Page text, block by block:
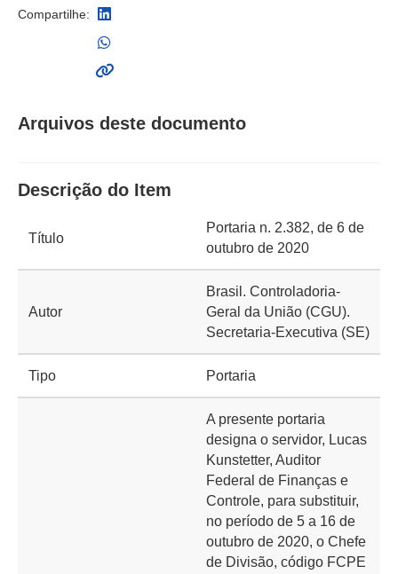
Compartilhe:
Arquivos deste documento
Descrição do Item
Título
Portaria n. 2.382, de 6 de
outubro de 2020
Autor
Brasil. Controladoria-
Geral da União (CGU).
Secretaria-Executiva (SE)
Tipo Portaria
A presente portaria
designa o servidor, Lucas
Kunstetter, Auditor
Federal de Finanças e
Controle, para substituir,
no período de 5 a 16 de
outubro de 2020, o Chefe
de Divisão, código FCPE